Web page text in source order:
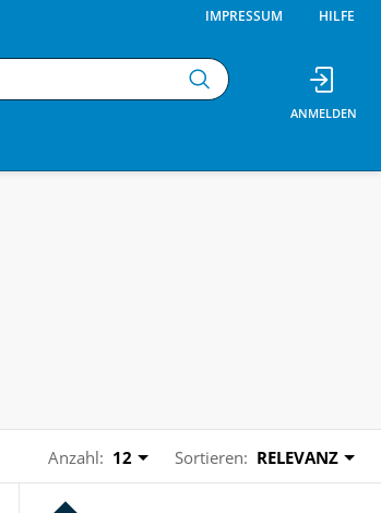
IMPRESSUM HILFE
Anzahl: 12 Sortieren: RELEVANZ